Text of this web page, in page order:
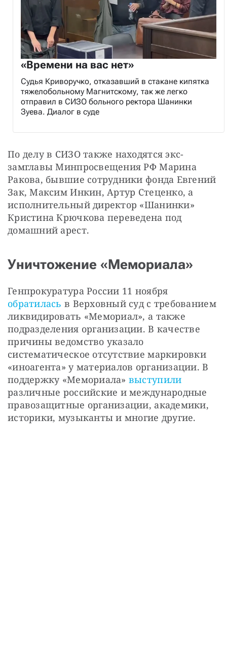
«Времени на вас нет»
Судья Криворучко, отказавший в стакане кипятка
тяжелобольному Магнитскому, так же легко
отправил в СИЗО больного ректора Шанинки
Зуева. Диалог в суде
По делу в СИЗО также находятся экс-
замглавы Минпросвещения РФ Марина
Ракова, бывшие сотрудники фонда Евгений
Зак, Максим Инкин, Артур Стеценко, а
исполнительный директор «Шанинки»
Кристина Крючкова переведена под
домашний арест.
Уничтожение «Мемориала»
обратилась в Верховный суд с требованием
ликвидировать «Мемориал», а также
подразделения организации. В качестве
причины ведомство указало
систематическое отсутствие маркировки
«иноагента» у материалов организации. В
поддержку «Мемориала» выступили
различные российские и международные
правозащитные организации, академики,
историки, музыканты и многие другие.